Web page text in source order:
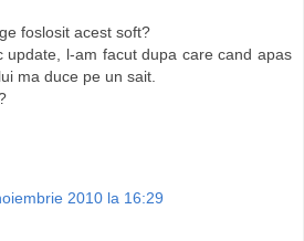
foslosit acest soft?
update, l-am facut dupa care cand apas
ma duce pe un sait.
2010 la 16:29